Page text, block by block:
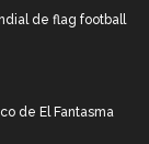
de flag football
de El Fantasma